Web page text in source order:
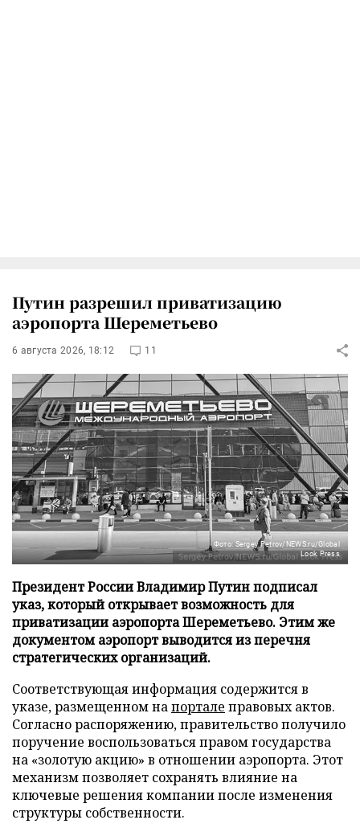
Путин разрешил приватизацию
аэропорта Шереметьево
6 августа 2026, 18:12 11
Фото: Sergey Petrov/NEWS.ru/Global
Look Press
Президент России Владимир Путин подписал
указ, который открывает возможность для
приватизации аэропорта Шереметьево. Этим же
документом аэропорт выводится из перечня
стратегических организаций.
Соответствующая информация содержится в
указе, размещенном напортале правовых актов.
Согласно распоряжению, правительство получило
поручение воспользоваться правом государства
на «золотую акцию» в отношении аэропорта. Этот
механизм позволяет сохранять влияние на
ключевые решения компании после изменения
структуры собственности.